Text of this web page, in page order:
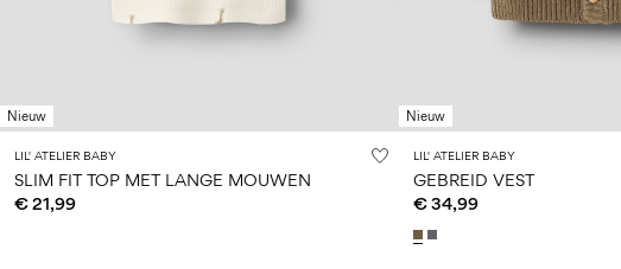
Nieuw
LIL' ATELIER BABY
SLIM FIT TOP MET LANGE MOUWEN
€ 21,99
Nieuw
LIL' ATELIER BABY
GEBREID VEST
€ 34,99